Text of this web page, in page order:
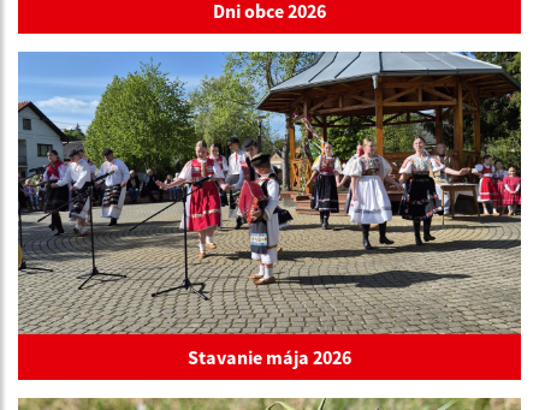
Dni obce 2026
Stavanie mája 2026